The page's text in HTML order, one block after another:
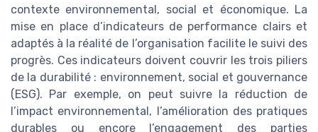
contexte environnemental, social et économique. La
mise en place d’indicateurs de performance clairs et
adaptés à la réalité de l’organisation facilite le suivi des
progrès. Ces indicateurs doivent couvrir les trois piliers
de la durabilité : environnement, social et gouvernance
(ESG). Par exemple, on peut suivre la réduction de
l’impact environnemental, l’amélioration des pratiques
durables ou encore l’engagement des parties